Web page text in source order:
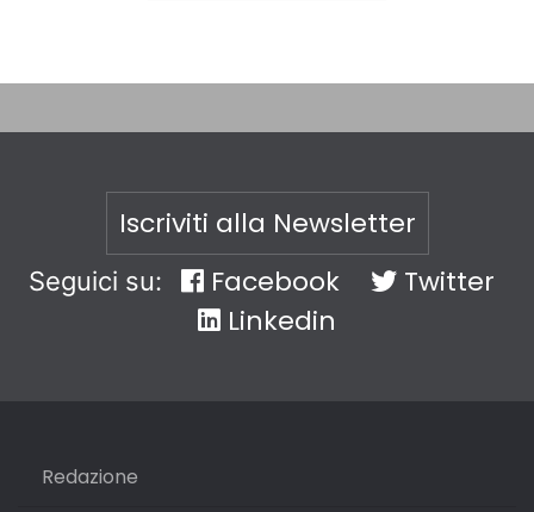
Iscriviti alla Newsletter
Seguici su: Facebook
Twitter
Linkedin
Redazione